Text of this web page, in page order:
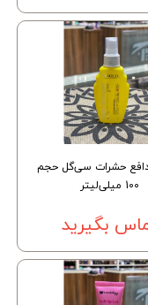
حشرات سی‌گل حجم
100 میلی‌لیتر
بگیرید